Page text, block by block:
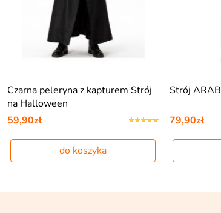
Czarna peleryna z kapturem Strój
na Halloween
59,90zł
do koszyka
Strój ARAB
79,90zł